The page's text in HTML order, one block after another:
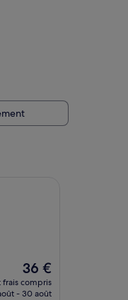
Le
nouveau
prix
36 €
frais compris
- 30 août